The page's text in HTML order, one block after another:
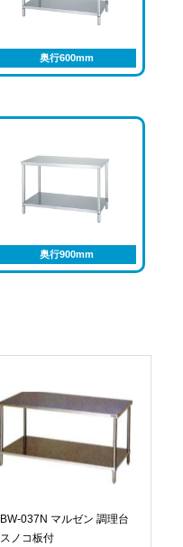
奥行600mm
奥行900mm
BW-037N マルゼン 調理台
スノコ板付